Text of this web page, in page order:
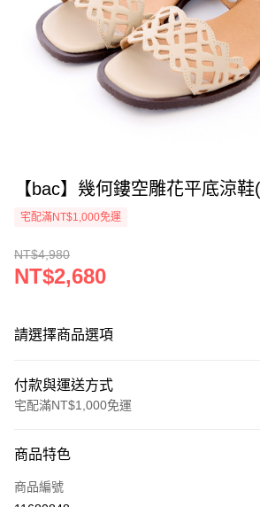
【bac】幾何鏤空雕花平底涼
宅配滿NT$1,000免運
NT$4,980
NT$2,680
請選擇商品選項
付款與運送方式
宅配滿NT$1,000免運
信用卡一次付款
LINE Pay
商品特色
商品編號